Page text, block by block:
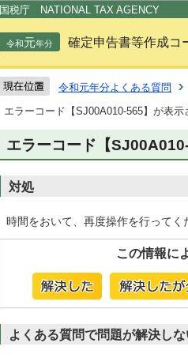
国税庁 NATIONAL TAX AGENCY
令和元年分 確定申告書等作成コ
令和元年分よくある質問
エラーコード【SJ00A010-565】が表示
エラーコード【
対処
時間をおいて、再度操作を行ってく
この情報に
よくある質問で問題が解決し